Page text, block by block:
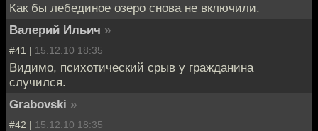
Как бы лебединое озеро снова не включили.
Валерий Ильич »
#41 | 15.12.10 18:35
Видимо, психотический срыв у гражданина
случился.
Grabovski »
#42 | 15.12.10 18:35